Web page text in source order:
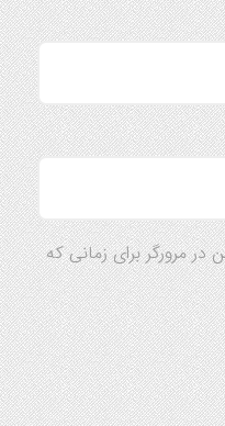
مرورگر برای زمانی که